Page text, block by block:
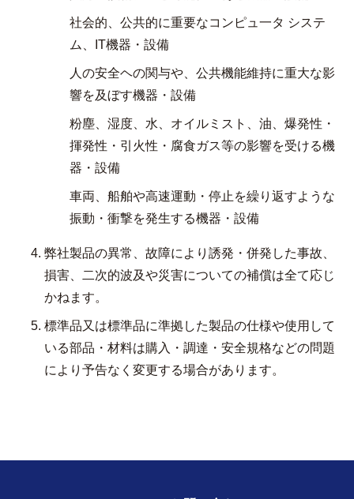
社会的、公共的に重要なコンピュ一タ システ
ム、IT機器・設備
人の安全ヘの関与や、公共機能維持に重大な影
響を及ぼす機器・設備
粉塵、湿度、水、オイルミスト、油、爆発性・
揮発性・引火性・腐食ガス等の影響を受ける機
器・設備
車両、船舶や高速運動・停止を繰り返すような
振動・衝撃を発生する機器・設備
弊社製品の異常、故障により誘発・併発した事故、
損害、二次的波及や災害についての補償は全て応じ
かねます。
標準品又は標準品に準拠した製品の仕様や使用して
いる部品・材料は購入・調達・安全規格などの問題
により予告なく変更する場合があります。